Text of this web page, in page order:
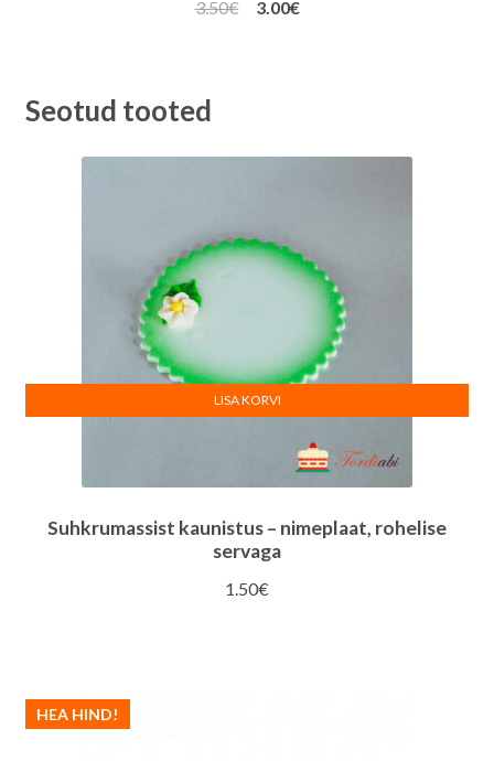
3.50€
Algne
3.00€Praegune
Seotud tooted
Suhkrumassist kaunistus – nimeplaat, rohelise
servaga
1.50€
LISA KORVI
HEA HIND!